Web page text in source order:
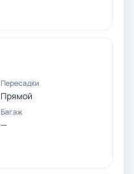
Прямой
—